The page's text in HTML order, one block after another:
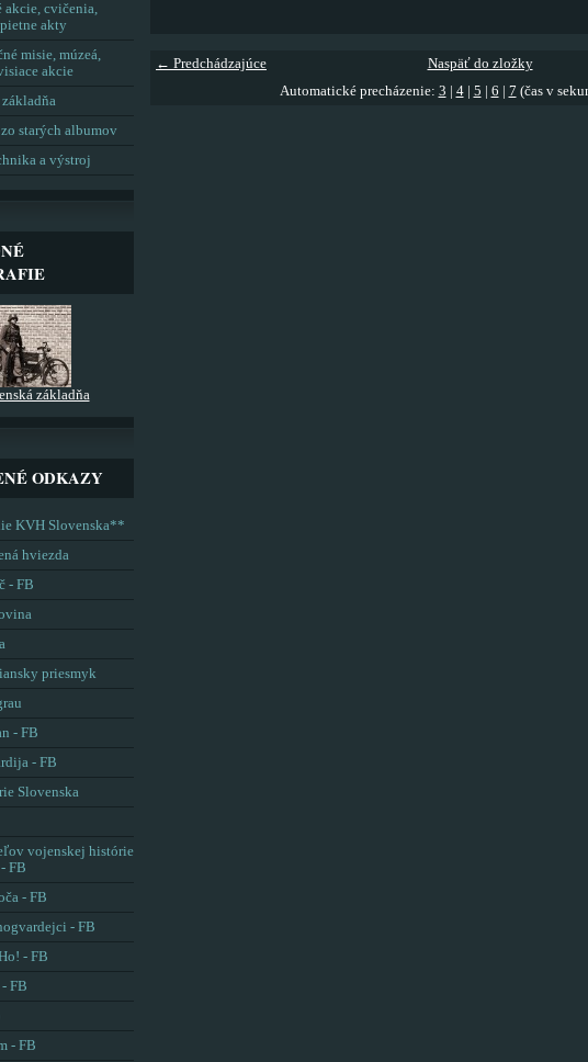
← Predchádzajúce
Naspäť do zložky
Automatické precházenie: 3 4| 5 6 7 (čas v
akcie, cvičenia,
akty
misie, múzeá,
akcie
starých albumov
a výstroj
základňa
ODKAZY
KVH Slovenska**
hviezda
- FB
priesmyk
- FB
- FB
Slovenska
vojenskej histórie
FB
- FB
- FB
- FB
FB
- FB